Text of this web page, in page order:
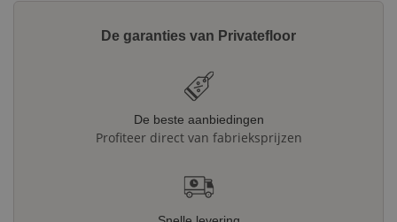
De garanties van Privatefloor
De beste aanbiedingen
Profiteer direct van fabrieksprijzen